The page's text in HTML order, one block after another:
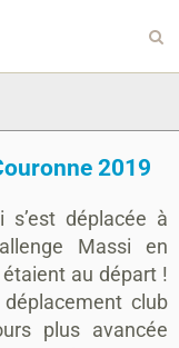
2019
s’est déplacée à
Massi en
au départ !
club
plus avancée